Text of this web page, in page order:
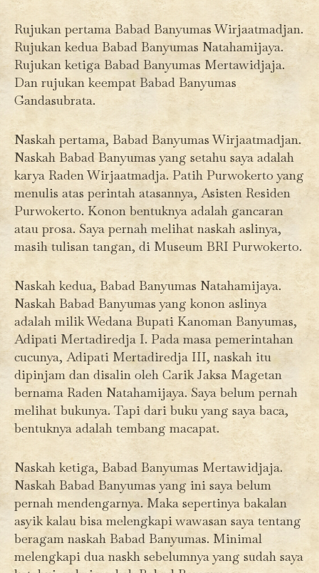
Rujukan pertama Babad Banyumas Wirjaatmadjan.
Rujukan kedua Babad Banyumas Natahamijaya.
Rujukan ketiga Babad Banyumas Mertawidjaja.
Dan rujukan keempat Babad Banyumas
Gandasubrata.
Naskah pertama, Babad Banyumas Wirjaatmadjan.
Naskah Babad Banyumas yang setahu saya adalah
karya Raden Wirjaatmadja. Patih Purwokerto yang
menulis atas perintah atasannya, Asisten Residen
Purwokerto. Konon bentuknya adalah gancaran
atau prosa. Saya pernah melihat naskah aslinya,
masih tulisan tangan, di Museum BRI Purwokerto.
Naskah kedua, Babad Banyumas Natahamijaya.
Naskah Babad Banyumas yang konon aslinya
adalah milik Wedana Bupati Kanoman Banyumas,
Adipati Mertadiredja I. Pada masa pemerintahan
cucunya, Adipati Mertadiredja III, naskah itu
dipinjam dan disalin oleh Carik Jaksa Magetan
bernama Raden Natahamijaya. Saya belum pernah
melihat bukunya. Tapi dari buku yang saya baca,
bentuknya adalah tembang macapat.
Naskah ketiga, Babad Banyumas Mertawidjaja.
Naskah Babad Banyumas yang ini saya belum
pernah mendengarnya. Maka sepertinya bakalan
asyik kalau bisa melengkapi wawasan saya tentang
beragam naskah Babad Banyumas. Minimal
melengkapi dua naskh sebelumnya yang sudah saya